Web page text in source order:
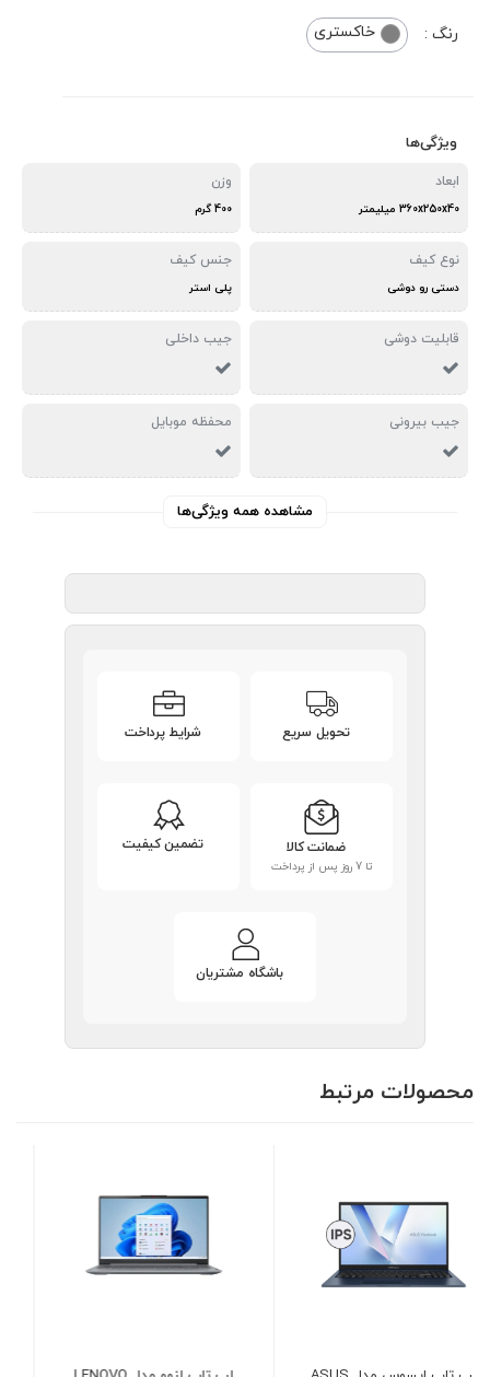
رنگ : خاکستری
ویژگی‌ها
ابعاد
360x250x40 میلیمتر
وزن
400 گرم
نوع کیف
دستی رو دوشی
جنس کیف
پلی استر
قابلیت دوشی جیب داخلی
جیب بیرونی محفظه موبایل
مشاهده همه ویژگی‌ها
تحویل سریع شرایط پرداخت
ضمانت کالا
تا 7 روز پس از پرداخت
تضمین کیفیت
باشگاه مشتریان
محصولات مرتبط